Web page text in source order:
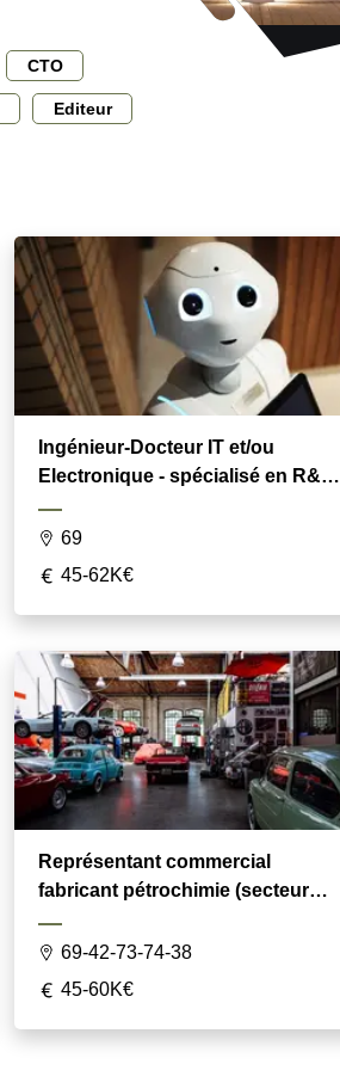
CTO
Editeur
Ingénieur-Docteur IT et/ou
Electronique - spécialisé en R&D /
financement Innovation
69
45-62K€
Représentant commercial
fabricant pétrochimie (secteur
automotive)
69-42-73-74-38
45-60K€